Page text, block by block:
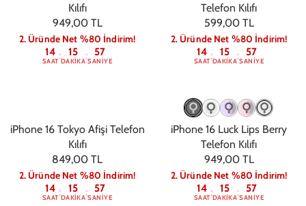
Kılıfı
949,00 TL
2. Üründe Net %80 İndirim!
14
SAAT: 15
DAKIKA: 56
SANIYE
Telefon Kılıfı
599,00 TL
2. Üründe Net %80 İndirim!
14
SAAT: 15
DAKIKA: 56
SANIYE
iPhone 16 Tokyo Afişi Telefon
Kılıfı
849,00 TL
2. Üründe Net %80 İndirim!
14
SAAT: 15
DAKIKA: 56
SANIYE
iPhone 16 Luck Lips Berry
Telefon Kılıfı
949,00 TL
2. Üründe Net %80 İndirim!
14
SAAT: 15
DAKIKA: 56
SANIYE